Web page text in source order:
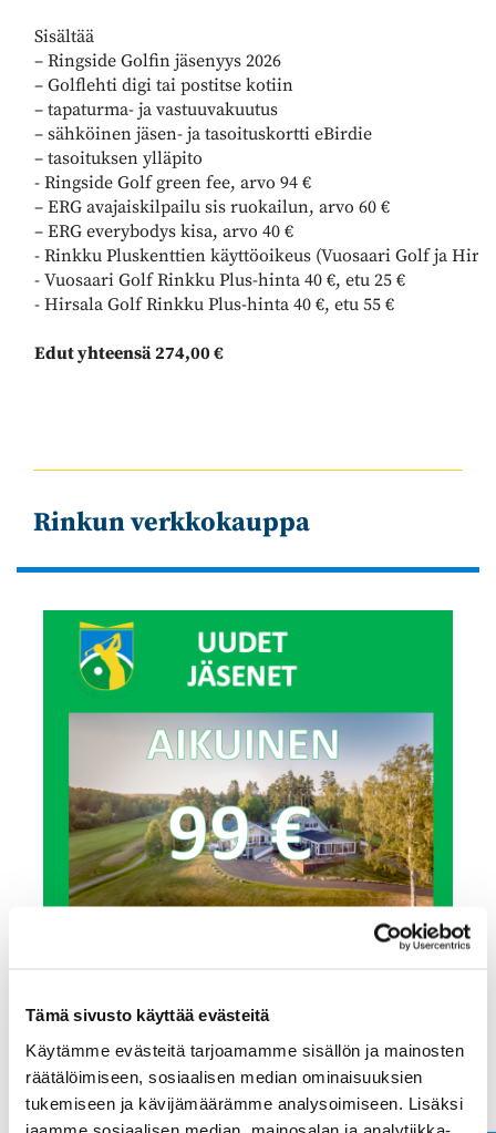
Tämä sivusto käyttää evästeitä
Käytämme evästeitä tarjoamamme sisällön ja mainosten
räätälöimiseen, sosiaalisen median ominaisuuksien
tukemiseen ja kävijämäärämme analysoimiseen. Lisäksi
jaamme sosiaalisen median, mainosalan ja analytiikka-
Sisältää
– Ringside Golfin jäsenyys 2026
– Golflehti digi tai postitse kotiin
– tapaturma- ja vastuuvakuutus
– sähköinen jäsen- ja tasoituskortti eBirdie
– tasoituksen ylläpito
- Ringside Golf green fee, arvo 94 €
– ERG avajaiskilpailu sis ruokailun, arvo 60 €
– ERG everybodys kisa, arvo 40 €
- Rinkku Pluskenttien käyttöoikeus (Vuosaari Golf ja
- Vuosaari Golf Rinkku Plus-hinta 40 €, etu 25 €
- Hirsala Golf Rinkku Plus-hinta 40 €, etu 55 €
Edut yhteensä 274,00 €
Rinkun verkkokauppa
Jäsenyys aikuinen
99,00 €